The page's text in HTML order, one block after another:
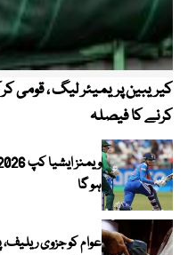
کرنے کا فیصلہ
ہو گا
عوام کو جزوی